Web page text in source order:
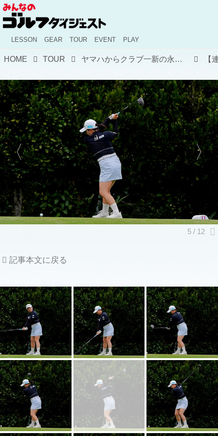
LESSON GEAR TOUR EVENT PLAY
HOME TOUR ヤマハからクラブ一新の永井花奈が5アンダー！ 11年目の開幕戦で首位発進。「テスト感覚」が生んだ好スコア【国内女子ツアー】
記事本文に戻る